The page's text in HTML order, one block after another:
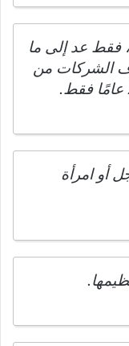
، فقط عد إلى ما
الشركات من
أو امرأة